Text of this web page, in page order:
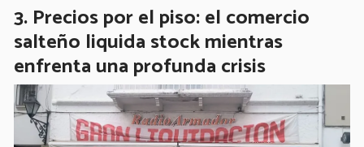
Precios por el piso: el comercio
salteño liquida stock mientras
enfrenta una profunda crisis